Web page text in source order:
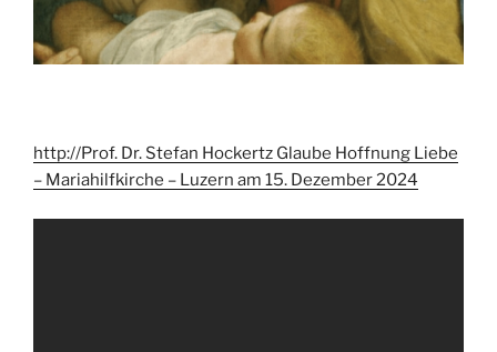
http://Prof. Dr. Stefan Hockertz Glaube Hoffnung Liebe
– Mariahilfkirche – Luzern am 15. Dezember 2024